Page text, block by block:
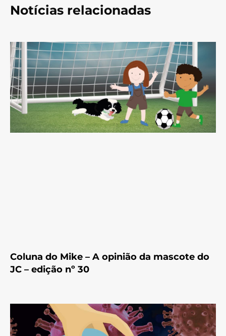
Notícias relacionadas
Coluna do Mike – A opinião da mascote do
JC – edição nº 30